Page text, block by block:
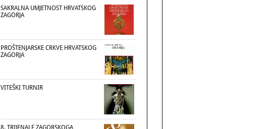
SAKRALNA UMJETNOST HRVATSKOG
ZAGORJA
PROŠTENJARSKE CRKVE HRVATSKOG
ZAGORJA
VITEŠKI TURNIR
8. TRIJENALE ZAGORSKOGA